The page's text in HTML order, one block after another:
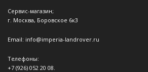
Сервис-магазин;
г. Москва, Боровское 6к3
Email: info@imperia-landrover.ru
Телефоны:
+7 (926) 052 20 08.